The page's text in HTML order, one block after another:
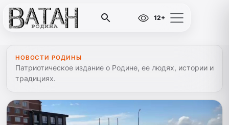
12+
НОВОСТИ РОДИНЫ
Патриотическое издание о Родине, ее людях, истории и
традициях.